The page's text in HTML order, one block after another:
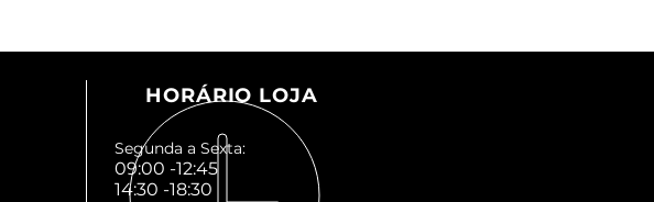
HORÁRIO LOJA
Segunda a Sexta:
09:00 -12:45
14:30 -18:30